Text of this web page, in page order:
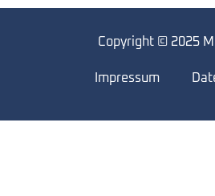
Copyright © 2025
Impressum